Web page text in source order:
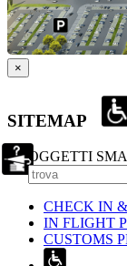
×
SITEMAP
OGGETTI
CHECK IN
IN FLIGHT
CUSTOMS